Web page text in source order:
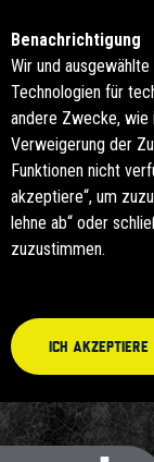
Benachrichtigung
Wir und
Technologien für
andere Zwecke, wie
Verweigerung der
Funktionen nicht
akzeptiere“, um
lehne ab“ oder
zuzustimmen.
Ich akzeptiere